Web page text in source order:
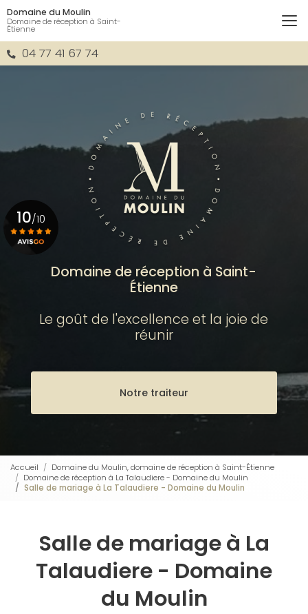
Aller
au
contenu
principal04 77 41 67 74
Domaine du Moulin
Domaine de réception à Saint-
Étienne
Domaine de réception à Saint-
Étienne
Le goût de l'excellence et la joie de
réunir
Notre traiteur
10/10
Accueil
Domaine du Moulin, domaine de réception à Saint-Étienne
Domaine de réception à La Talaudiere - Domaine du Moulin
Salle de mariage à La Talaudiere - Domaine du Moulin
Salle de mariage à La
Talaudiere - Domaine
du Moulin